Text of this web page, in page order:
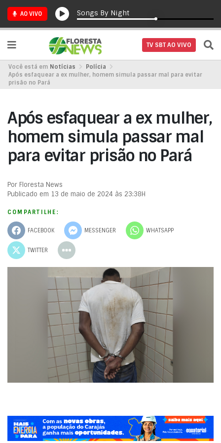
AO VIVO Songs By Night
TV SBT AO VIVO
Você está em Notícias
Polícia
Após esfaquear a ex mulher, homem simula passar mal para evitar
prisão no Pará
Após esfaquear a ex mulher,
homem simula passar mal
para evitar prisão no Pará
Por Floresta News
Publicado em 13 de maio de 2024 às 23:38H
COMPARTILHE:
FACEBOOK MESSENGER WHATSAPP
TWITTER